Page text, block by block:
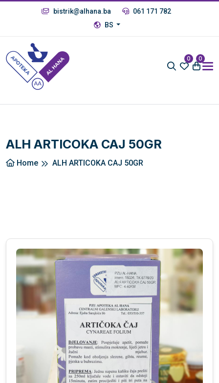
bistrik@alhana.ba
061 171 782
BS
0 0
ALH ARTICOKA CAJ 50GR
Home ALH ARTICOKA CAJ 50GR